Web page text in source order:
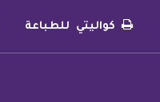
كواليتي للطباعة